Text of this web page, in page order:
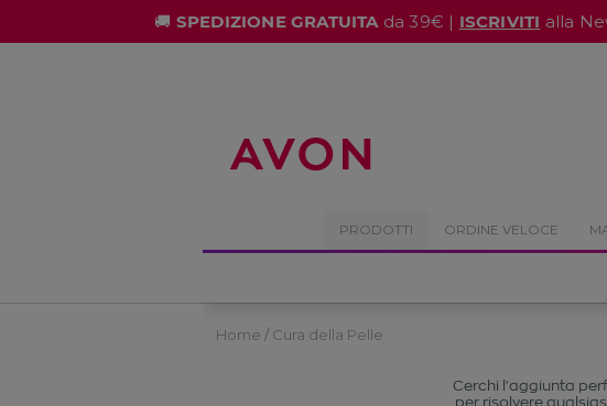
🚚 SPEDIZIONE GRATUITAda 39€ | ISCRIVITI alla
PRODOTTI ORDINE VELOCE
Home Cura della Pelle
Cerchi l'aggiunta
per risolvere